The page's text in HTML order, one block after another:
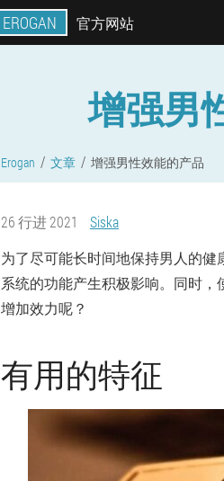
EROGAN 官方网站
增强男
Erogan 文章 增强男性效能的产品
26 行进 2021
Siska
为了尽可能长时间地保持男人的
系统的功能产生积极影响。同时
增加效力呢？
有用的特征